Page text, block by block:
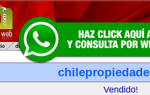
Vendido!